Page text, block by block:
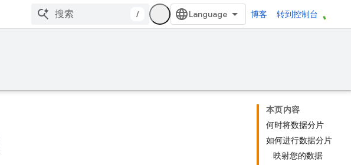
/ 博客 转到控制台
本页内容
何时将数据分片
如何进行数据分片
映射您的数据